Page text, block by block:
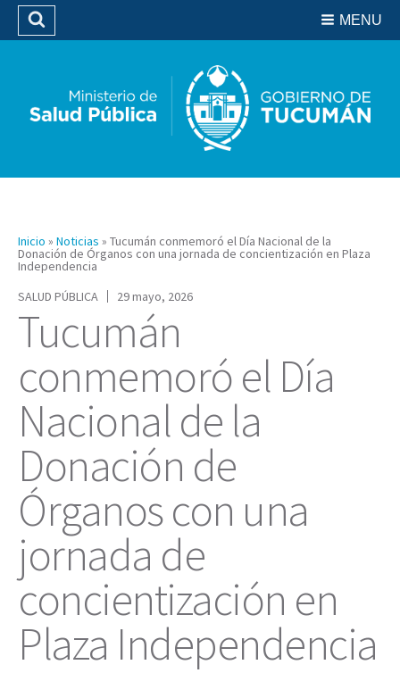
Biblioteca
MENU
Buscar
Inicio » Noticias » Tucumán conmemoró el Día Nacional de la
Donación de Órganos con una jornada de concientización en Plaza
Independencia
SALUD PÚBLICA
29 mayo, 2026
Tucumán
conmemoró el Día
Nacional de la
Donación de
Órganos con una
jornada de
concientización en
Plaza Independencia